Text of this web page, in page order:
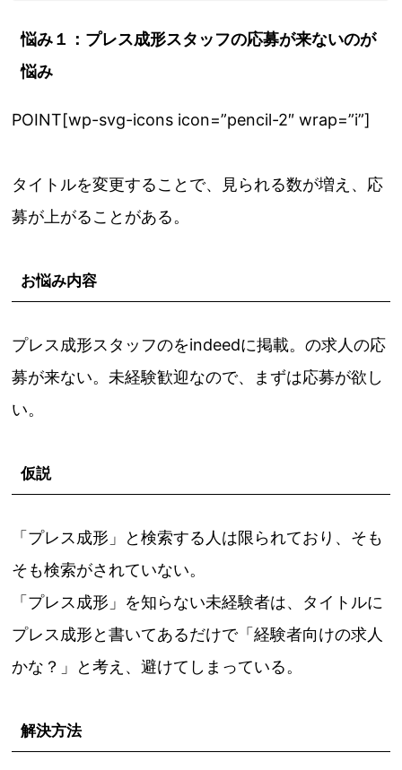
悩み１：プレス成形スタッフの応募が来ないのが
悩み
POINT[wp-svg-icons icon=”pencil-2″ wrap=”i”]
タイトルを変更することで、見られる数が増え、応
募が上がることがある。
お悩み内容
プレス成形スタッフのをindeedに掲載。の求人の応
募が来ない。未経験歓迎なので、まずは応募が欲し
い。
仮説
「プレス成形」と検索する人は限られており、そも
そも検索がされていない。
「プレス成形」を知らない未経験者は、タイトルに
プレス成形と書いてあるだけで「経験者向けの求人
かな？」と考え、避けてしまっている。
解決方法